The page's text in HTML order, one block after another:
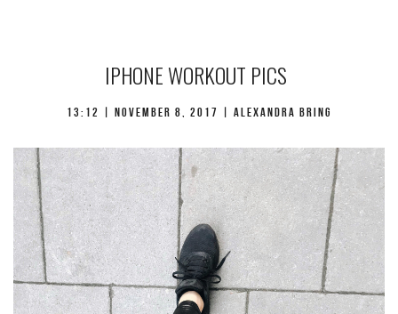
IPHONE WORKOUT PICS
13:12 | november 8, 2017 | Alexandra Bring